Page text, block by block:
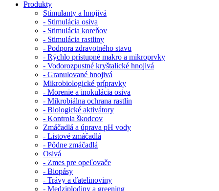
Produkty
Stimulanty a hnojivá
- Stimulácia osiva
- Stimulácia koreňov
- Stimulácia rastliny
- Podpora zdravotného stavu
- Rýchlo prístupné makro a mikroprvky
- Vodorozpustné kryštalické hnojivá
- Granulované hnojivá
Mikrobiologické prípravky
- Morenie a inokulácia osiva
- Mikrobiálna ochrana rastlín
- Biologické aktivátory
- Kontrola škodcov
Zmáčadlá a úprava pH vody
- Listové zmáčadlá
- Pôdne zmáčadlá
Osivá
- Zmes pre opeľovače
- Biopásy
- Trávy a ďatelinoviny
- Medziplodiny a greening